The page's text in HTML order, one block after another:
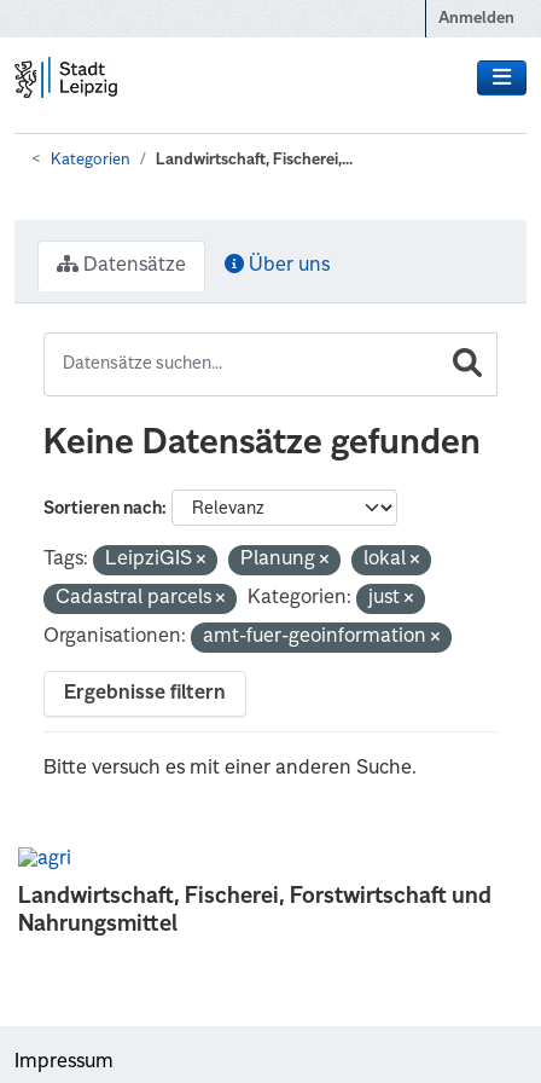
Anmelden
Kategorien Landwirtschaft, Fischerei,...
Landwirtschaft, Fischerei, Forstwirtschaft und
Nahrungsmittel
Datensätze Über uns
Keine Datensätze gefunden
Sortieren nach
Tags: LeipziGIS Planung
lokal
Cadastral parcels
Kategorien:
just
Organisationen:
amt-fuer-geoinformation
Ergebnisse filtern
Bitte versuch es mit einer anderen Suche.
Impressum